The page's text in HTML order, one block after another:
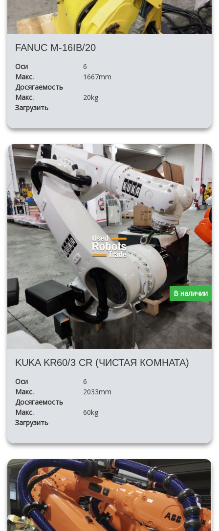
FANUC M-16IB/20
Оси
6
Макс.
Досягаемость
1667mm
Макс.
Загрузить
20kg
KUKA KR60/3 CR (ЧИСТАЯ КОМНАТА)
Оси
6
Макс.
Досягаемость
2033mm
Макс.
Загрузить
60kg
В наличии